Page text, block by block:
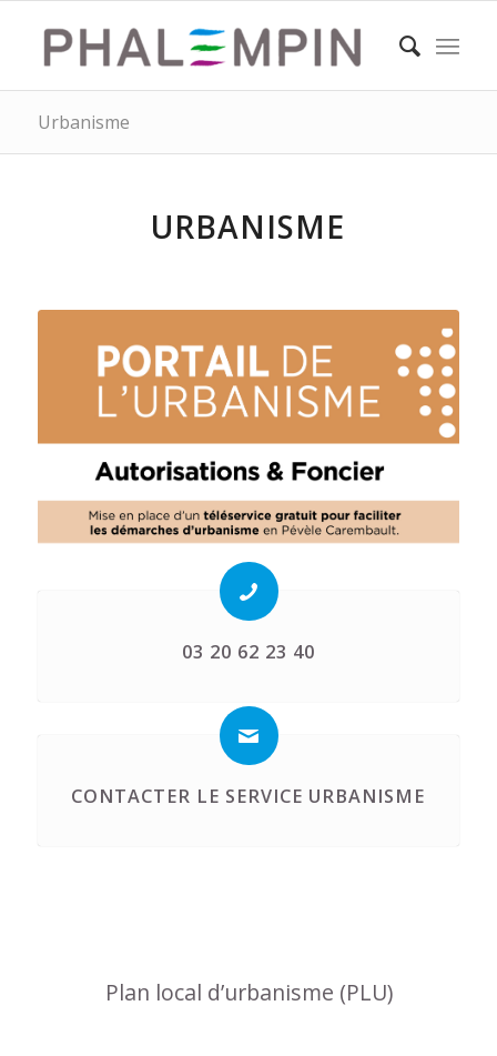
Urbanisme
URBANISME
03 20 62 23 40
CONTACTER LE SERVICE URBANISME
Plan local d’urbanisme (PLU)